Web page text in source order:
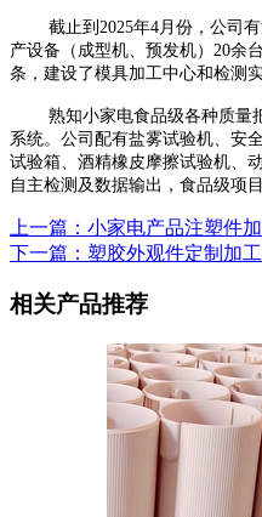
截止到2025年4月份，公司
产设备（成型机、预发机）20余
条，建设了模具加工中心和检测实
熟知小家电食品级各种质量
系统。公司配有盐雾试验机、安
试验箱、酒精橡皮摩擦试验机、
自主检测及数据输出，食品级项
上一篇：小家电产品注塑件
下一篇：塑胶外观件定制加工
相关产品推荐